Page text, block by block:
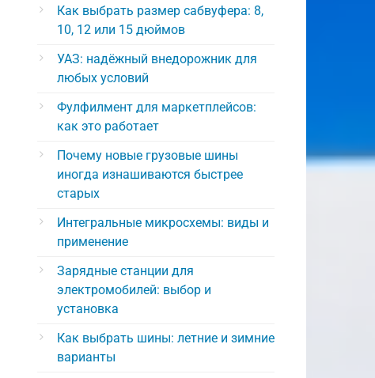
Как выбрать размер сабвуфера: 8,
10, 12 или 15 дюймов
УАЗ: надёжный внедорожник для
любых условий
Фулфилмент для маркетплейсов:
как это работает
Почему новые грузовые шины
иногда изнашиваются быстрее
старых
Интегральные микросхемы: виды и
применение
Зарядные станции для
электромобилей: выбор и
установка
Как выбрать шины: летние и зимние
варианты